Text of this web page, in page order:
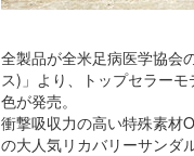
全製品が全米足病医学協会
ス)」より、トップセラー
色が発売。
衝撃吸収力の高い特殊素材
の大人気リカバリーサンダ